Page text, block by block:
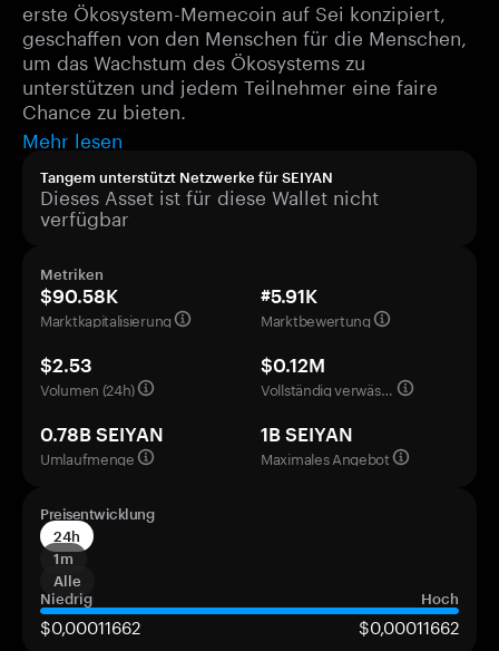
erste Ökosystem-Memecoin auf Sei konzipiert,
geschaffen von den Menschen für die Menschen,
um das Wachstum des Ökosystems zu
unterstützen und jedem Teilnehmer eine faire
Chance zu bieten.
Mehr lesen
Tangem unterstützt Netzwerke für SEIYAN
Dieses Asset ist für diese Wallet nicht
verfügbar
Metriken
$90.58K
Marktkapitalisierung
#5.91K
Marktbewertung
$2.53
Volumen (24h)
$0.12M
Vollständig verwässerte Bewertung
0.78B SEIYAN
Umlaufmenge
1B SEIYAN
Maximales Angebot
Preisentwicklung
24h
1m
Alle
Niedrig
Hoch
$0,00011662 $0,00011662